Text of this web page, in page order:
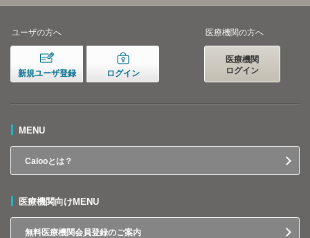
ユーザの方へ
新規ユーザ登録 ログイン
医療機関の方へ
医療機関
ログイン
MENU
Calooとは？
医療機関向けMENU
無料医療機関会員登録のご案内